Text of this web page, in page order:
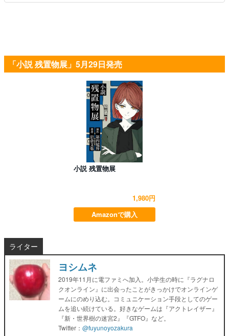
「小説 残置物展」5月29日発売
小説 残置物展
1,980円
Amazonで購入
ライター
ヨシムネ
2019年11月に電ファミへ加入。小学生の時に『ラグナロ
クオンライン』に出会ったことがきっかけでオンラインゲ
ームにのめり込む。コミュニケーション手段としてのゲー
ムを追い続けている。好きなゲームは『アクトレイザー』
『新・世界樹の迷宮2』『GTFO』など。
Twitter： @fuyunoyozakura